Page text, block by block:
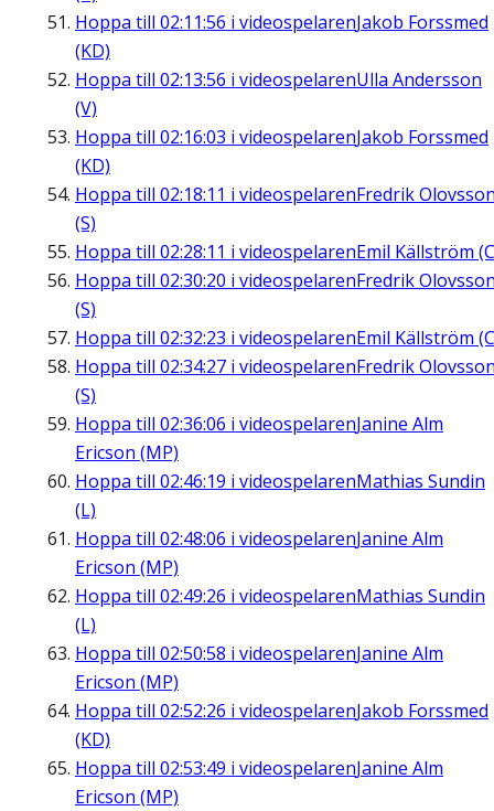
Hoppa till 02:11:56 i videospelarenJakob Forssmed
(KD)
Hoppa till 02:13:56 i videospelarenUlla Andersson
(V)
Hoppa till 02:16:03 i videospelarenJakob Forssmed
(KD)
Hoppa till 02:18:11 i videospelarenFredrik
(S)
Hoppa till 02:28:11 i videospelarenEmil Källström
Hoppa till 02:30:20 i videospelarenFredrik
(S)
Hoppa till 02:32:23 i videospelarenEmil Källström
Hoppa till 02:34:27 i videospelarenFredrik
(S)
Hoppa till 02:36:06 i videospelarenJanine Alm
Ericson (MP)
Hoppa till 02:46:19 i videospelarenMathias Sundin
(L)
Hoppa till 02:48:06 i videospelarenJanine Alm
Ericson (MP)
Hoppa till 02:49:26 i videospelarenMathias Sundin
(L)
Hoppa till 02:50:58 i videospelarenJanine Alm
Ericson (MP)
Hoppa till 02:52:26 i videospelarenJakob Forssmed
(KD)
Hoppa till 02:53:49 i videospelarenJanine Alm
Ericson (MP)